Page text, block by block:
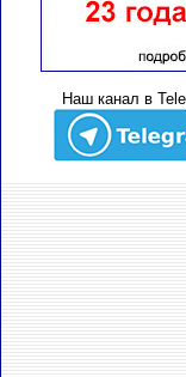
Наш канал в